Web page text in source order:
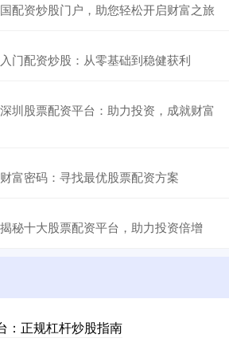
配资炒股门户，助您轻松开启财富之旅
门配资炒股：从零基础到稳健获利
圳股票配资平台：助力投资，成就财富
富密码：寻找最优股票配资方案
秘十大股票配资平台，助力投资倍增
：正规杠杆炒股指南